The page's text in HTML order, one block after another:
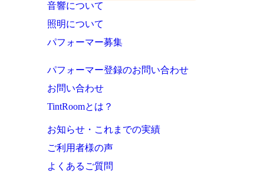
音響について
照明について
パフォーマー募集
パフォーマー登録のお問い合わせ
お問い合わせ
TintRoomとは？
お知らせ・これまでの実績
ご利用者様の声
よくあるご質問